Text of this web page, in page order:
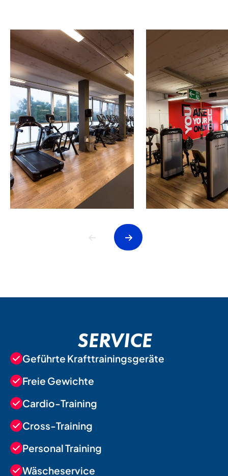
SERVICE
Geführte Krafttrainingsgeräte
Freie Gewichte
Cardio-Training
Cross-Training
Personal Training
Wäscheservice